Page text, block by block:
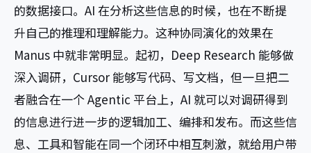
的数据接口。AI 在分析这些信息的时候，也在不断提
升自己的推理和理解能力。这种协同演化的效果在
Manus 中就非常明显。起初，Deep Research 能够做
深入调研，Cursor 能够写代码、写文档，但一旦把二
者融合在一个 Agentic 平台上，AI 就可以对调研得到
的信息进行进一步的逻辑加工、编排和发布。而这些信
息、工具和智能在同一个闭环中相互刺激，就给用户带